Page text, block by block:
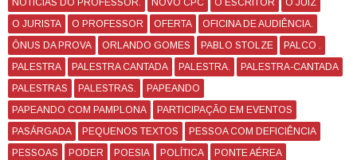
NOTÍCIAS DO PROFESSOR.
NOVO CPC O ESCRITOR
O JUIZ
O JURISTA
O PROFESSOR OFERTA
OFICINA DE AUDIÊNCIA.
ÔNUS DA PROVA
ORLANDO GOMES PABLO STOLZE
PALCO .
PALESTRA
PALESTRA CANTADA PALESTRA.
PALESTRA-CANTADA
PALESTRAS
PALESTRAS.
PAPEANDO
PAPEANDO COM PAMPLONA
PARTICIPAÇÃO EM EVENTOS
PASÁRGADA
PEQUENOS TEXTOS
PESSOA COM DEFICIÊNCIA
PESSOAS
PODER POESIA POLÍTICA
PONTE AÉREA